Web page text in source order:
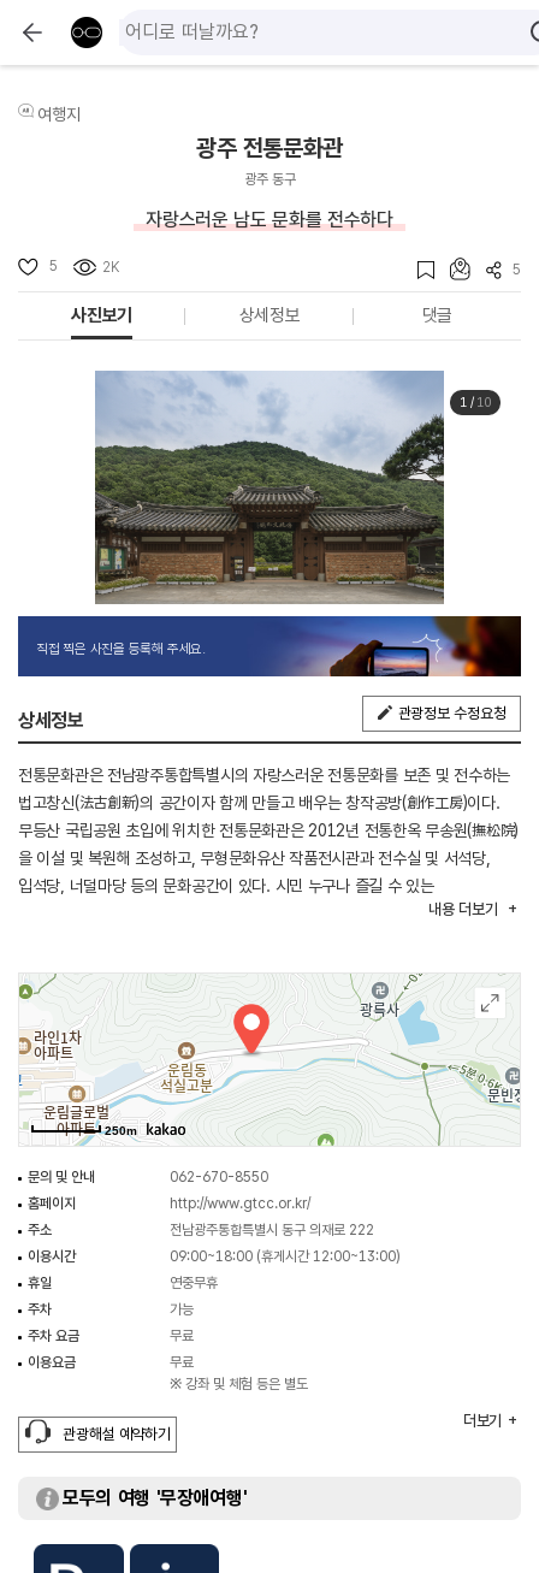
여행지
광주 전통문화관
광주 동구
자랑스러운 남도 문화를 전수하다
5 2K 5
사진보기 상세정보 댓글
1/ 10
직접 찍은 사진을 등록해 주세요.
상세정보 관광정보 수정요청
전통문화관은 전남광주통합특별시의 자랑스러운 전통문화를 보존 및 전수하는
법고창신(法古創新)의 공간이자 함께 만들고 배우는 창작공방(創作工房)이다.
무등산 국립공원 초입에 위치한 전통문화관은 2012년 전통한옥 무송원(撫松院)
을 이설 및 복원해 조성하고, 무형문화유산 작품전시관과 전수실 및 서석당,
입석당, 너덜마당 등의 문화공간이 있다. 시민 누구나 즐길 수 있는
주말상설공연인 토요상설공연과 무등풍류뎐, 무형문화재 대시 민 교육인
및 전통음식 체험 등의 친환경적 프로그램, 그리고 무등산 문화자원을 기반으로
한 특별기획프로그램과 무등산권 활성화를 위한 10월의 무등울림 축제를
진행하고 있다. 아름답고 넉넉한 무등의 품속에서 우리의 옛것을 보고 배우며
즐길 수 있는 전통문화관이다.
내용 더보기
250m
문의 및 안내
062-670-8550
홈페이지
http://www.gtcc.or.kr/
주소
전남광주통합특별시 동구 의재로 222
이용시간
09:00~18:00 (휴게시간 12:00~13:00)
휴일
연중무휴
주차
가능
주차 요금
무료
이용요금
무료
※ 강좌 및 체험 등은 별도
주요시설
전수관(작품전시실) / 무형문화재 전수실
체험프로그램
전통문화 예술체험
더보기
관광해설 예약하기
모두의 여행 '무장애여행'